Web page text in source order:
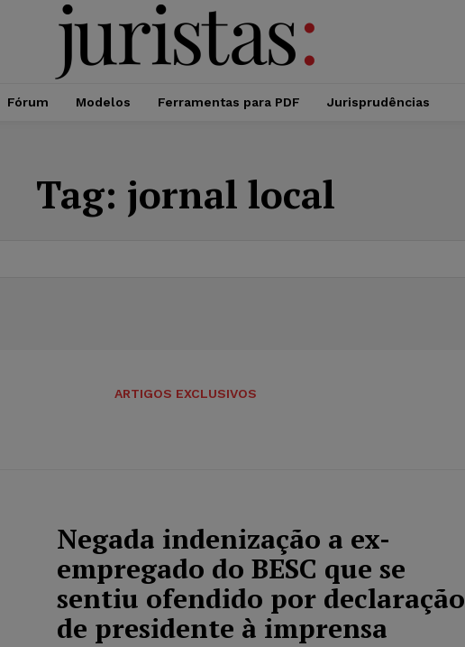
Fórum Modelos Ferramentas para PDF Jurisprudências
Tag: jornal local
ARTIGOS EXCLUSIVOS
Negada indenização a ex-
empregado do BESC que se
sentiu ofendido por declaração
de presidente à imprensa